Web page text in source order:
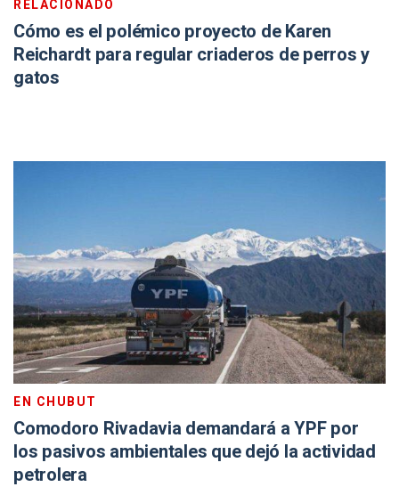
RELACIONADO
Cómo es el polémico proyecto de Karen
Reichardt para regular criaderos de perros y
gatos
EN CHUBUT
Comodoro Rivadavia demandará a YPF por
los pasivos ambientales que dejó la actividad
petrolera